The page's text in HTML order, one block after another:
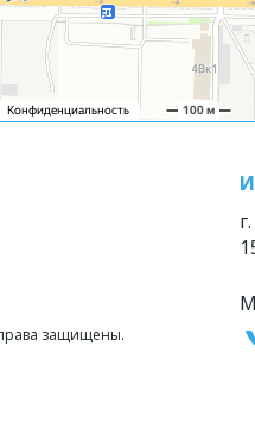
защищены.